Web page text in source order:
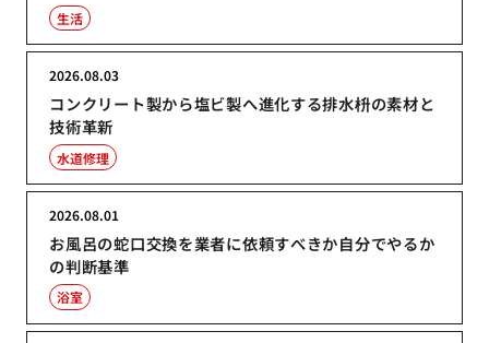
生活
コンクリート製から塩ビ製へ進化する排水枡の素材と
技術革新
2026.08.03
水道修理
お風呂の蛇口交換を業者に依頼すべきか自分でやるか
の判断基準
2026.08.01
浴室